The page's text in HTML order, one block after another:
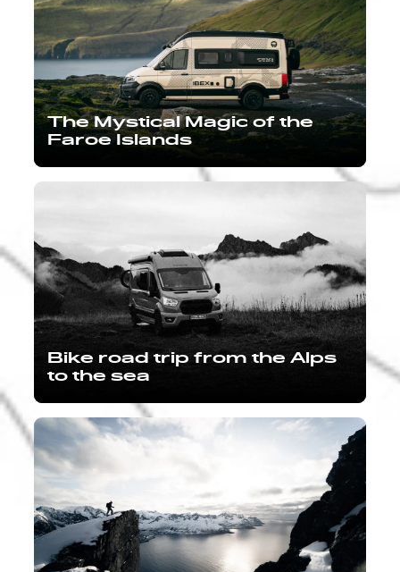
The Mystical Magic of the
Faroe Islands
Bike road trip from the Alps
to the sea